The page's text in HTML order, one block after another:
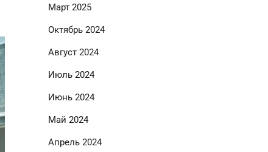
Март 2025
Октябрь 2024
Август 2024
Июль 2024
Июнь 2024
Май 2024
Апрель 2024